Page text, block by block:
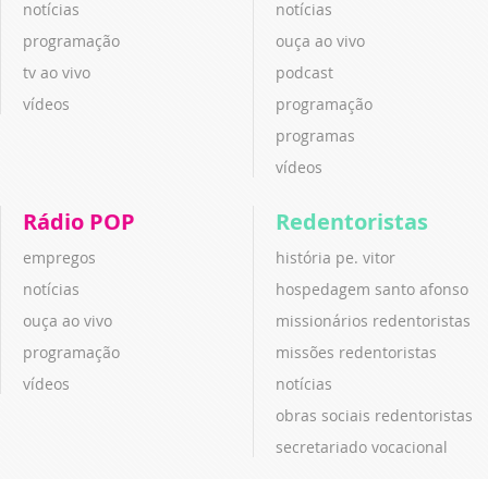
notícias
programação
tv ao vivo
vídeos
notícias
ouça ao vivo
podcast
programação
programas
vídeos
Rádio POP
empregos
notícias
ouça ao vivo
programação
vídeos
Redentoristas
história pe. vitor
hospedagem santo afonso
missionários redentoristas
missões redentoristas
notícias
obras sociais redentoristas
secretariado vocacional